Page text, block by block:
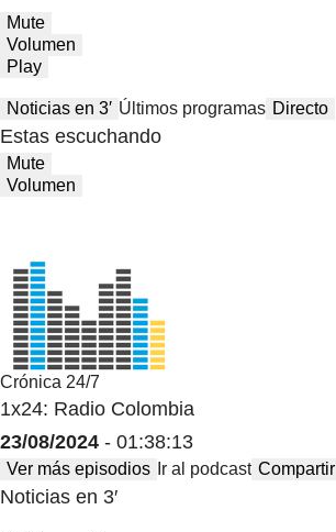
Mute
Volumen
Play
Noticias en 3′ Últimos programas Directo
Estas escuchando
Mute
Volumen
Crónica 24/7
1x24: Radio Colombia
23/08/2024 - 01:38:13
Ver más episodios Ir al podcast Compartir
Noticias en 3′